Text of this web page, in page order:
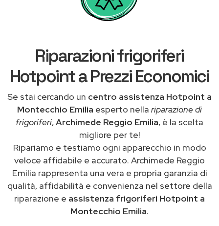
Riparazioni frigoriferi
Hotpoint a Prezzi Economici
Se stai cercando un centro assistenza Hotpoint a
Montecchio Emilia esperto nella riparazione di
frigoriferi,Archimede Reggio Emilia, è la scelta
migliore per te!
Ripariamo e testiamo ogni apparecchio in modo
veloce affidabile e accurato. Archimede Reggio
Emilia rappresenta una vera e propria garanzia di
qualità, affidabilità e convenienza nel settore della
riparazione e assistenza frigoriferi Hotpoint a
Montecchio Emilia.